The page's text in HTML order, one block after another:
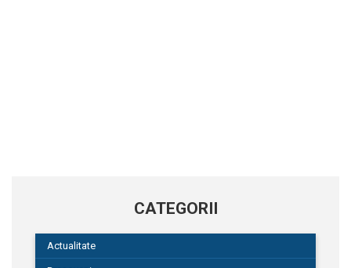
CATEGORII
Actualitate